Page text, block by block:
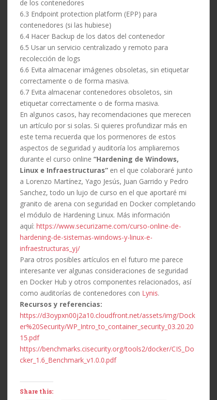
de los contenedores
6.3 Endpoint protection platform (EPP) para
contenedores (si las hubiese)
6.4 Hacer Backup de los datos del contenedor
6.5 Usar un servicio centralizado y remoto para
recolección de logs
6.6 Evita almacenar imágenes obsoletas, sin etiquetar
correctamente o de forma masiva.
6.7 Evita almacenar contenedores obsoletos, sin
etiquetar correctamente o de forma masiva.
En algunos casos, hay recomendaciones que merecen
un artículo por si solas. Si quieres profundizar más en
este tema recuerda que los pormenores de estos
aspectos de seguridad y auditoría los ampliaremos
durante el curso online “Hardening de Windows,
Linux e Infraestructuras” en el que colaboraré junto
a Lorenzo Martínez, Yago Jesús, Juan Garrido y Pedro
Sanchez, todo un lujo de curso en el que aportaré mi
granito de arena con seguridad en Docker completando
el módulo de Hardening Linux. Más información
aquí: https://www.securizame.com/curso-online-de-
hardening-de-sistemas-windows-y-linux-e-
infraestructuras_yj/
Para otros posibles artículos en el futuro me parece
interesante ver algunas consideraciones de seguridad
en Docker Hub y otros componentes relacionados, así
como auditorías de contenedores con Lynis.
Recursos y referencias:
https://d3oypxn00j2a10.cloudfront.net/assets/img/Dock
er%20Security/WP_Intro_to_container_security_03.20.20
15.pdf
https://benchmarks.cisecurity.org/tools2/docker/CIS_Do
cker_1.6_Benchmark_v1.0.0.pdf
Share this: